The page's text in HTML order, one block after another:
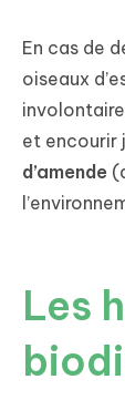
En cas de
oiseaux
et encourir
d’amende
Les